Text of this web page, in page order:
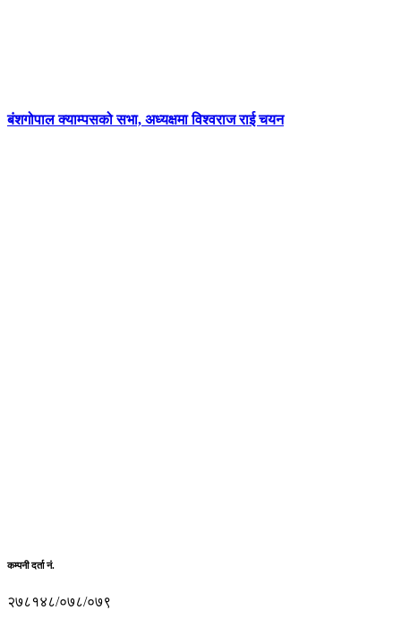
बंशगोपाल क्याम्पसको सभा, अध्यक्षमा विश्वराज राई चयन
कम्पनी दर्ता नं.
२७८१४८/०७८/०७९